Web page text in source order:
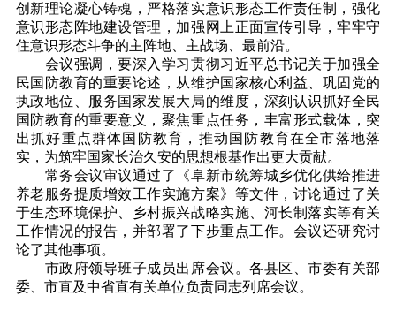
创新理论凝心铸魂，严格落实意识形态工作责任制，强化
意识形态阵地建设管理，加强网上正面宣传引导，牢牢守
住意识形态斗争的主阵地、主战场、最前沿。
会议强调，要深入学习贯彻习近平总书记关于加强全
民国防教育的重要论述，从维护国家核心利益、巩固党的
执政地位、服务国家发展大局的维度，深刻认识抓好全民
国防教育的重要意义，聚焦重点任务，丰富形式载体，突
出抓好重点群体国防教育，推动国防教育在全市落地落
实，为筑牢国家长治久安的思想根基作出更大贡献。
常务会议审议通过了《阜新市统筹城乡优化供给推进
养老服务提质增效工作实施方案》等文件，讨论通过了关
于生态环境保护、乡村振兴战略实施、河长制落实等有关
工作情况的报告，并部署了下步重点工作。会议还研究讨
论了其他事项。
市政府领导班子成员出席会议。各县区、市委有关部
委、市直及中省直有关单位负责同志列席会议。